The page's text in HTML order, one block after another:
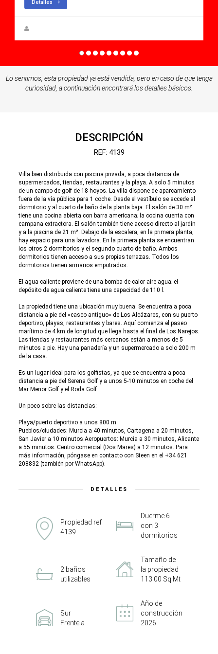
Detalles
Lo sentimos, esta propiedad ya está vendida, pero en caso de que tenga
curiosidad, a continuación encontrará los detalles básicos.
DESCRIPCIÓN
REF: 4139
Villa bien distribuida con piscina privada, a poca distancia de
supermercados, tiendas, restaurantes y la playa. A solo 5 minutos
de un campo de golf de 18 hoyos. La villa dispone de aparcamiento
fuera de la vía pública para 1 coche. Desde el vestíbulo se accede al
dormitorio y al cuarto de baño de la planta baja. El salón de 30 m²
tiene una cocina abierta con barra americana; la cocina cuenta con
campana extractora. El salón también tiene acceso directo al jardín
y a la piscina de 21 m². Debajo de la escalera, en la primera planta,
hay espacio para una lavadora. En la primera planta se encuentran
los otros 2 dormitorios y el segundo cuarto de baño. Ambos
dormitorios tienen acceso a sus propias terrazas. Todos los
dormitorios tienen armarios empotrados.
El agua caliente proviene de una bomba de calor aire-agua; el
depósito de agua caliente tiene una capacidad de 110 l.
La propiedad tiene una ubicación muy buena. Se encuentra a poca
distancia a pie del «casco antiguo» de Los Alcázares, con su puerto
deportivo, playas, restaurantes y bares. Aquí comienza el paseo
marítimo de 4 km de longitud que llega hasta el final de Los Narejos.
Las tiendas y restaurantes más cercanos están a menos de 5
minutos a pie. Hay una panadería y un supermercado a solo 200 m
de la casa.
Es un lugar ideal para los golfistas, ya que se encuentra a poca
distancia a pie del Serena Golf y a unos 5-10 minutos en coche del
Mar Menor Golf y el Roda Golf.
Un poco sobre las distancias:
Playa/puerto deportivo a unos 800 m.
Pueblos/ciudades: Murcia a 40 minutos, Cartagena a 20 minutos,
San Javier a 10 minutos.Aeropuertos: Murcia a 30 minutos, Alicante
a 55 minutos. Centro comercial (Dos Mares) a 12 minutos. Para
más información, póngase en contacto con Steen en el +34 621
208832 (también por WhatsApp).
DETALLES
Propiedad ref
4139
Duerme 6
con 3
dormitorios
2 baños
utilizables
Tamaño de
la propiedad
113.00 Sq Mt
Sur
Frente a
Año de
construcción
2026